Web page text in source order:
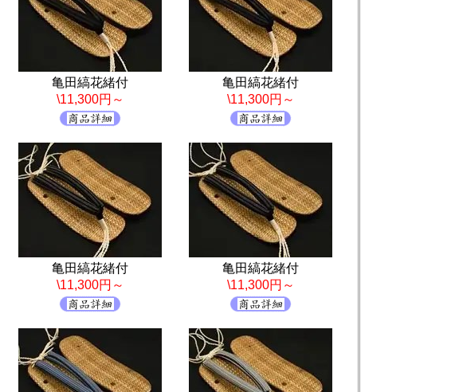
亀田縞花緒付
\11,300円～
亀田縞花緒付
\11,300円～
亀田縞花緒付
\11,300円～
亀田縞花緒付
\11,300円～